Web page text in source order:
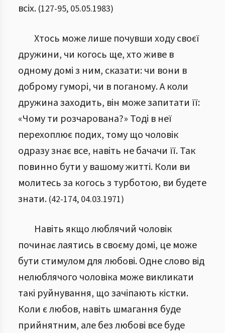
всіх. (127-95, 05.05.1983)
Хтось може лише почувши ходу своєї
дружини, чи когось ще, хто живе в
одному домі з ним, сказати: чи вони в
доброму гуморі, чи в поганому. А коли
дружина заходить, він може запитати її:
«Чому ти розчарована?» Тоді в неї
перехоплює подих, тому що чоловік
одразу знає все, навіть не бачачи її. Так
повинно бути у вашому житті. Коли ви
молитесь за когось з турботою, ви будете
знати. (42-174, 04.03.1971)
Навіть якщо люблячий чоловік
починає лаятись в своєму домі, це може
бути стимулом для любові. Одне слово від
нелюблячого чоловіка може викликати
такі руйнування, що зачіпають кістки.
Коли є любов, навіть шмагання буде
прийнятним, але без любові все буде